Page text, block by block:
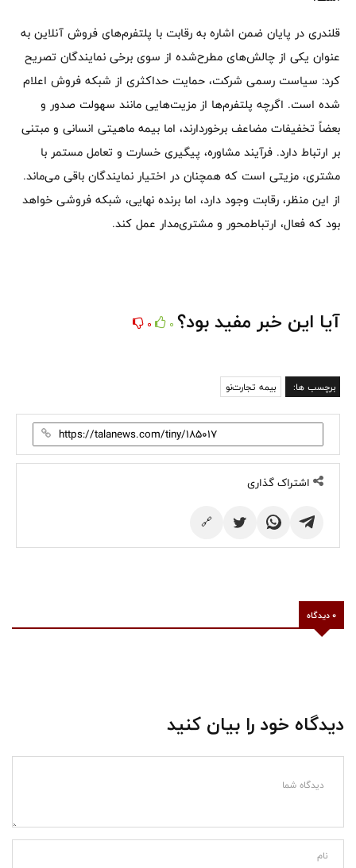
قلندری در پایان ضمن اشاره به رقابت با پلتفرم‌های فروش آنلاین به
عنوان یکی از چالش‌های مطرح‌شده از سوی برخی نمایندگان تصریح
کرد: سیاست رسمی شرکت، حمایت حداکثری از شبکه فروش اعلام
شده است. اگرچه پلتفرم‌ها از مزیت‌هایی مانند سهولت صدور و
بعضاً تخفیفات مضاعف برخوردارند، اما بیمه ماهیتی انسانی و مبتنی
بر ارتباط دارد. فرآیند مشاوره، پیگیری خسارت و تعامل مستمر با
مشتری، مزیتی است که همچنان در اختیار نمایندگان باقی می‌ماند.
از این منظر، رقابت وجود دارد، اما برنده نهایی، شبکه فروشی خواهد
بود که فعال، ارتباط‌محور و مشتری‌مدار عمل کند.
آیا این خبر مفید بود؟ 0
0
برچسب ها: بیمه تجارت‌نو
اشتراک گذاری
🔗
0 دیدگاه
دیدگاه خود را بیان کنید